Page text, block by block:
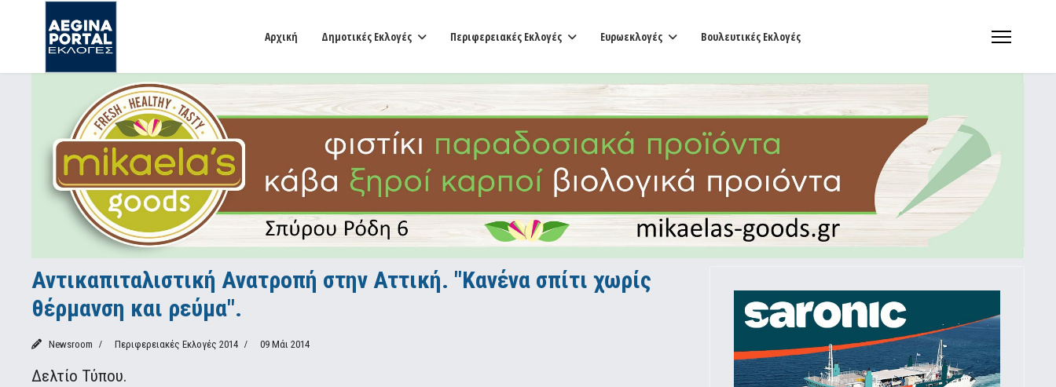
Αρχική Δημοτικές Εκλογές Περιφερειακές Εκλογές Ευρωεκλογές Βουλευτικές Εκλογές
Αντικαπιταλιστική Ανατροπή στην Αττική. "Κανένα σπίτι χωρίς
θέρμανση και ρεύμα".
Newsroom Περιφερειακές Εκλογές 2014 09 Μάι 2014
Δελτίο Τύπου.